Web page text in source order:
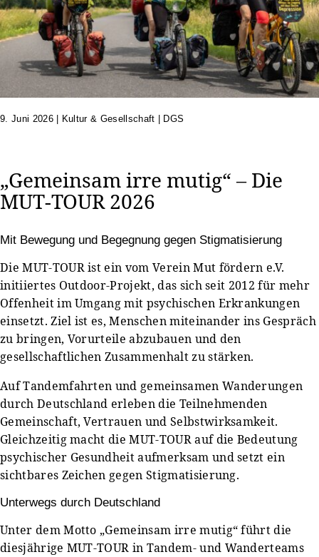
9. Juni 2026| Kultur & Gesellschaft | DGS
„Gemeinsam irre mutig“ – Die
MUT-TOUR 2026
Mit Bewegung und Begegnung gegen Stigmatisierung
Die MUT-TOUR ist ein vom Verein Mut fördern e.V.
initiiertes Outdoor-Projekt, das sich seit 2012 für mehr
Offenheit im Umgang mit psychischen Erkrankungen
einsetzt. Ziel ist es, Menschen miteinander ins Gespräch
zu bringen, Vorurteile abzubauen und den
gesellschaftlichen Zusammenhalt zu stärken.
Auf Tandemfahrten und gemeinsamen Wanderungen
durch Deutschland erleben die Teilnehmenden
Gemeinschaft, Vertrauen und Selbstwirksamkeit.
Gleichzeitig macht die MUT-TOUR auf die Bedeutung
psychischer Gesundheit aufmerksam und setzt ein
sichtbares Zeichen gegen Stigmatisierung.
Unterwegs durch Deutschland
Unter dem Motto „Gemeinsam irre mutig“ führt die
diesjährige MUT-TOUR in Tandem- und Wanderteams